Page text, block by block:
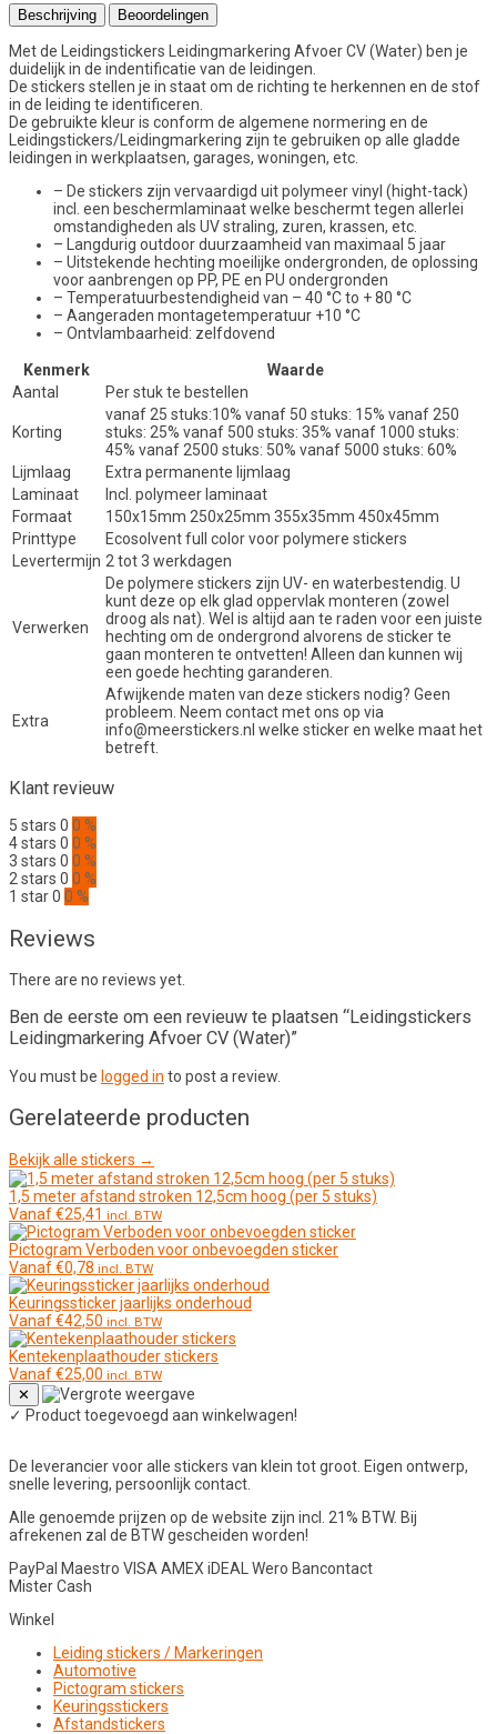
Beschrijving Beoordelingen
Met de Leidingstickers Leidingmarkering Afvoer CV (Water) ben je
duidelijk in de indentificatie van de leidingen.
De stickers stellen je in staat om de richting te herkennen en de stof
in de leiding te identificeren.
De gebruikte kleur is conform de algemene normering en de
Leidingstickers/Leidingmarkering zijn te gebruiken op alle gladde
leidingen in werkplaatsen, garages, woningen, etc.
– De stickers zijn vervaardigd uit polymeer vinyl (hight-tack)
incl. een beschermlaminaat welke beschermt tegen allerlei
omstandigheden als UV straling, zuren, krassen, etc.
– Langdurig outdoor duurzaamheid van maximaal 5 jaar
– Uitstekende hechting moeilijke ondergronden, de oplossing
voor aanbrengen op PP, PE en PU ondergronden
– Temperatuurbestendigheid van – 40 °C to + 80 °C
– Aangeraden montagetemperatuur +10 °C
– Ontvlambaarheid: zelfdovend
Kenmerk
Waarde
Aantal
Per stuk te bestellen
Korting
vanaf 25 stuks:10% vanaf 50 stuks: 15% vanaf 250
stuks: 25% vanaf 500 stuks: 35% vanaf 1000 stuks:
45% vanaf 2500 stuks: 50% vanaf 5000 stuks: 60%
Lijmlaag
Extra permanente lijmlaag
Laminaat
Incl. polymeer laminaat
Formaat
150x15mm 250x25mm 355x35mm 450x45mm
Printtype
Ecosolvent full color voor polymere stickers
Levertermijn 2 tot 3 werkdagen
Verwerken
De polymere stickers zijn UV- en waterbestendig. U
kunt deze op elk glad oppervlak monteren (zowel
droog als nat). Wel is altijd aan te raden voor een juiste
hechting om de ondergrond alvorens de sticker te
gaan monteren te ontvetten! Alleen dan kunnen wij
een goede hechting garanderen.
Extra
Afwijkende maten van deze stickers nodig? Geen
probleem. Neem contact met ons op via
info@meerstickers.nl welke sticker en welke maat het
betreft.
Klant revieuw
5 stars 0 0 %
4 stars 0 0 %
3 stars 0 0 %
2 stars 0 0 %
1 star0 0 %
Reviews
There are no reviews yet.
Ben de eerste om een revieuw te plaatsen “Leidingstickers
Leidingmarkering Afvoer CV (Water)”
You must be logged in to post a review.
Gerelateerde producten
Bekijk alle stickers →
1,5 meter afstand stroken 12,5cm hoog (per 5 stuks)
Vanaf€25,41 incl. BTW
Pictogram Verboden voor onbevoegden sticker
Vanaf€0,78 incl. BTW
Keuringssticker jaarlijks onderhoud
Vanaf€42,50 incl. BTW
Kentekenplaathouder stickers
Vanaf€25,00 incl. BTW
✕
✓ Product toegevoegd aan winkelwagen!
De leverancier voor alle stickers van klein tot groot. Eigen ontwerp,
snelle levering, persoonlijk contact.
Alle genoemde prijzen op de website zijn incl. 21% BTW. Bij
afrekenen zal de BTW gescheiden worden!
PayPal Maestro VISA AMEX iDEAL Wero Bancontact
Mister Cash
Winkel
Leiding stickers / Markeringen
Automotive
Pictogram stickers
Keuringsstickers
Afstandstickers